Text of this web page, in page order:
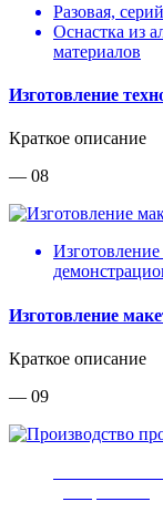
Разовая,
Оснастка из
материалов
Изготовление
Краткое описание
— 08
Изготовление
Краткое описание
— 09